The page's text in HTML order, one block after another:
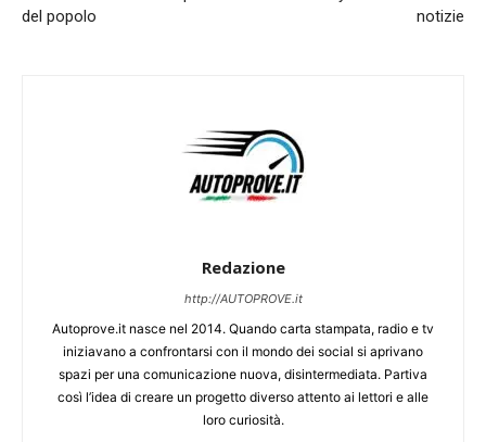
del popolo
notizie
Redazione
http://AUTOPROVE.it
Autoprove.it nasce nel 2014. Quando carta stampata, radio e tv
iniziavano a confrontarsi con il mondo dei social si aprivano
spazi per una comunicazione nuova, disintermediata. Partiva
così l’idea di creare un progetto diverso attento ai lettori e alle
loro curiosità.